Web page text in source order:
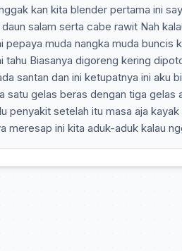
kan kita blender pertama ini
salam serta cabe rawit Nah
pepaya muda nangka muda buncis
tahu Biasanya digoreng kering
santan dan ini ketupatnya ini aku
satu gelas beras dengan tiga gelas
penyakit setelah itu masa aja
meresap ini kita aduk-aduk kalau